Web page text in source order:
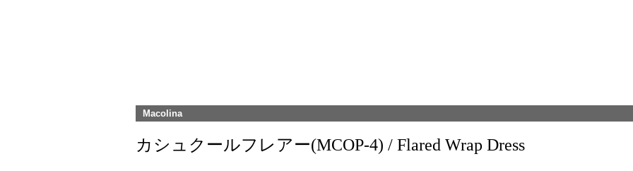
Macolina
カシュクールフレアー(MCOP-4) / Flared Wrap Dress